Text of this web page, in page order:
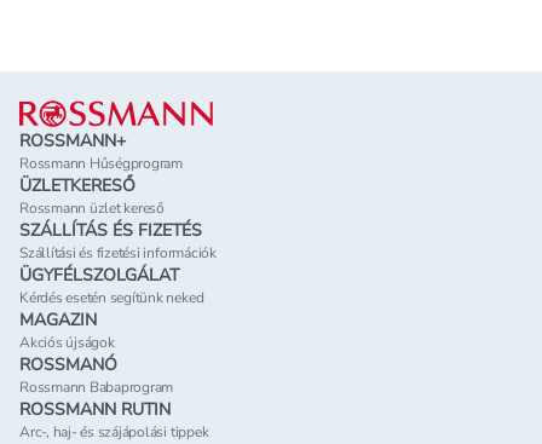
Lábléc
ROSSMANN+
Rossmann Hűségprogram
ÜZLETKERESŐ
Rossmann üzlet kereső
SZÁLLÍTÁS ÉS FIZETÉS
Szállítási és fizetési információk
ÜGYFÉLSZOLGÁLAT
Kérdés esetén segítünk neked
MAGAZIN
Akciós újságok
ROSSMANÓ
Rossmann Babaprogram
ROSSMANN RUTIN
Arc-, haj- és szájápolási tippek